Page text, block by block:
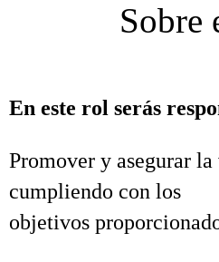
Sobre
En este rol serás
Promover y asegurar
cumpliendo con los
objetivos